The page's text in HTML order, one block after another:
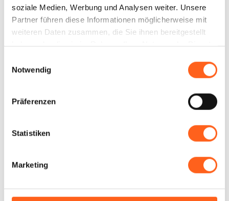
soziale Medien, Werbung und Analysen weiter. Unsere
Partner führen diese Informationen möglicherweise mit
weiteren Daten zusammen, die Sie ihnen bereitgestellt
Notwendig
Präferenzen
Statistiken
Marketing
Cascina Degli Ulivi
E-Mailinfo@cascinadegliulivi.info
LBL_CIN_CDE
Wie kommt man
+ Read more